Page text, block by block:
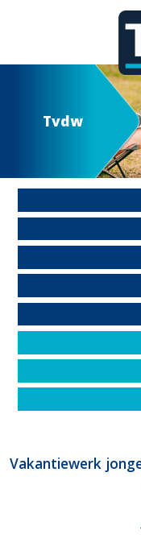
Tvdw
Vakantiewerk